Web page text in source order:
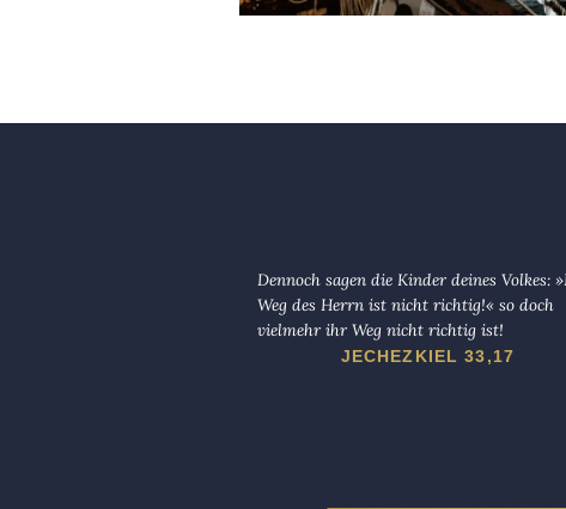
Dennoch sagen die Kinder deines Volkes:
Weg des Herrn ist nicht richtig!« so doch
vielmehr ihr Weg nicht richtig ist!
JECHEZKIEL 33,17